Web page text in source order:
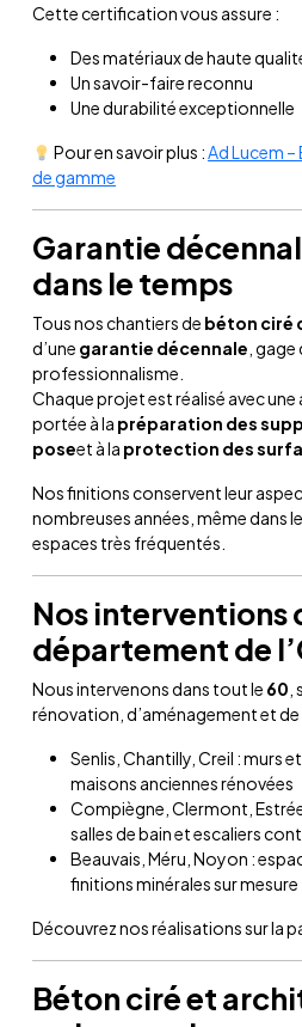
Cette certification vous assure :
Des matériaux de haute
Un savoir-faire reconnu
Une durabilité exceptionnelle
Pour en savoir plus :Ad Lucem
de gamme
Garantie
dans le temps
Tous nos chantiers de béton ciré
d’une garantie décennale ,
professionnalisme.
Chaque projet est réalisé avec
portée à la préparation des
poseet à la protection des
Nos finitions conservent leur
nombreuses années, même dans
espaces très fréquentés.
Nos interventions
département de
Nous intervenons dans tout le 60
rénovation, d’aménagement et
Senlis, Chantilly, Creil : murs
maisons anciennes rénovées
Compiègne, Clermont,
salles de bain et escaliers
Beauvais, Méru, Noyon :
finitions minérales sur mesure
Découvrez nos réalisations sur la
Béton ciré et